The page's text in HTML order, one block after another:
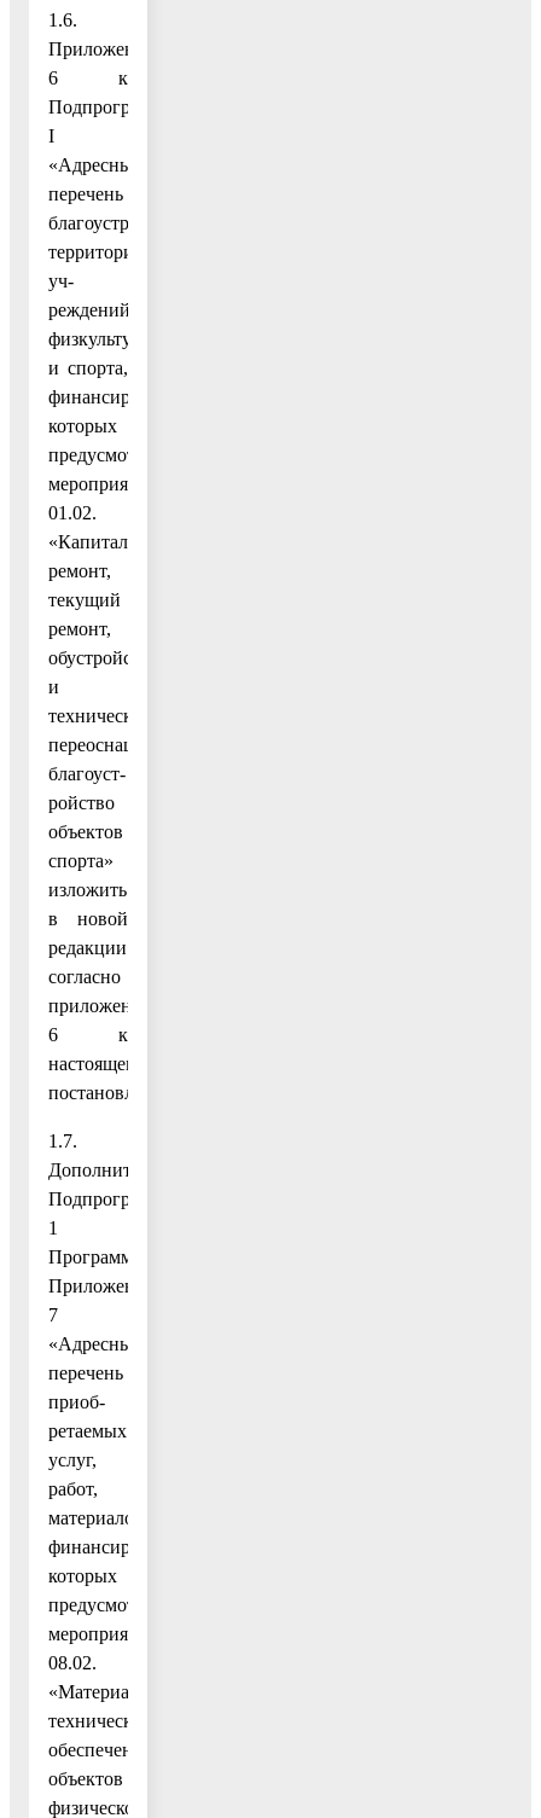
1.6.
Приложение
6 к
Подпрограмме
I
«Адресный
перечень
благоустройства
территорий
уч-
реждений
физкультуры
и спорта,
финансирование
которых
предусмотрено
мероприятием
01.02.
«Капитальный
ремонт,
текущий
ремонт,
обустройство
и
техническое
переоснащение,
благоуст-
ройство
объектов
спорта»
изложить
в новой
редакции
согласно
приложению
6 к
настоящему
постановлению;
1.7.
Дополнить
Подпрограмму
1
Программы
Приложением
7
«Адресный
перечень
приоб-
ретаемых
услуг,
работ,
материалов,
финансирование
которых
предусмотрено
мероприятием
08.02.
«Материально-
техническое
обеспечение
объектов
физической